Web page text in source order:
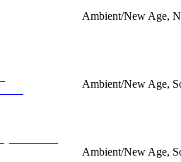
Ambient/New Age,
Ambient/New Age,
Ambient/New Age,